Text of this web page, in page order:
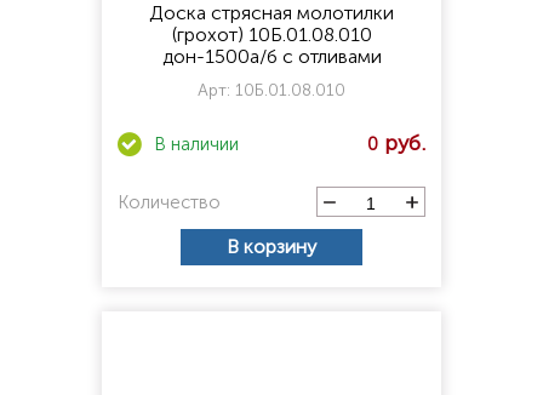
Доска стрясная молотилки
(грохот) 10Б.01.08.010
дон-1500а/б с отливами
Арт: 10Б.01.08.010
0
Количество
В корзину